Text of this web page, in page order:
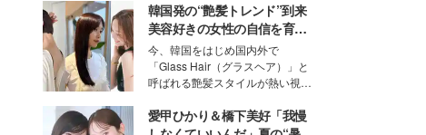
ニオン好き”という共通点を持つモ
デルの宮城舞と島村雄大の特別対
談をお届け！それぞれの視点か
ら、今作ならではの魅力や予想外
の感動をもたらす奥深いストーリ
ーについて熱く語り合ってもらっ
た。
韓国発の“艶髪トレンド”到来
美容好きの女性の自信を育む
「ヘアケア事情」って？
今、韓国をはじめ国内外で
「Glass Hair（グラスヘア）」と
呼ばれる艶髪スタイルが熱い視線
ションの完成度を高めるベースと
して、“髪そのものの美しさ”に改
愛甲ひかり＆橋下美好「我慢